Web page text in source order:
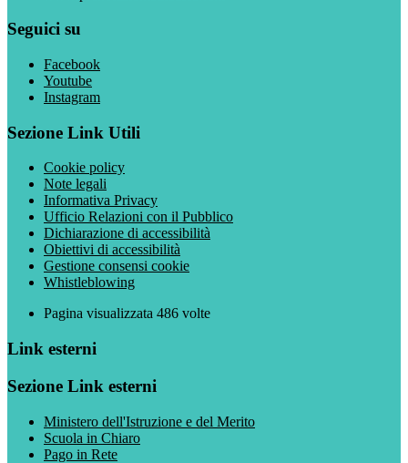
Seguici su
Facebook
Youtube
Instagram
Sezione Link Utili
Cookie policy
Note legali
Informativa Privacy
Ufficio Relazioni con il Pubblico
Dichiarazione di accessibilità
Obiettivi di accessibilità
Gestione consensi cookie
Whistleblowing
Pagina visualizzata 486 volte
Link esterni
Sezione Link esterni
Ministero dell'Istruzione e del Merito
Scuola in Chiaro
Pago in Rete